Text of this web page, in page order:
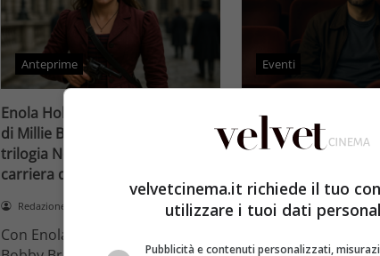
Anteprime
Enola Holmes 3 e il grande salto
di Millie Bobby Brown: come la
trilogia Netflix ha stravolto la
carriera di una star
Redazione Velvet 4 Agosto 2026
Con Enola Holmes 3, Millie
Eventi
Al cinema italiano
visione: il grido
Ciné di Riccione su
Redazione Velvet 4
velvetcinema.it richiede il tuo
utilizzare i tuoi dati
Pubblicità e contenuti personalizzati,